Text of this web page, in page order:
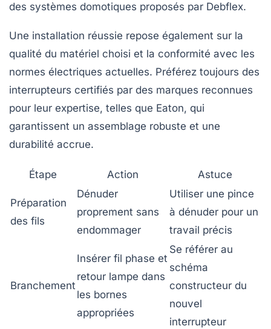
des systèmes domotiques proposés par Debflex.
Une installation réussie repose également sur la
qualité du matériel choisi et la conformité avec les
normes électriques actuelles. Préférez toujours des
interrupteurs certifiés par des marques reconnues
pour leur expertise, telles que Eaton, qui
garantissent un assemblage robuste et une
durabilité accrue.
Étape Action Astuce
Préparation
des fils
Dénuder
proprement sans
endommager
Utiliser une pince
à dénuder pour un
travail précis
Branchement
Insérer fil phase et
retour lampe dans
les bornes
appropriées
Se référer au
schéma
constructeur du
nouvel
interrupteur